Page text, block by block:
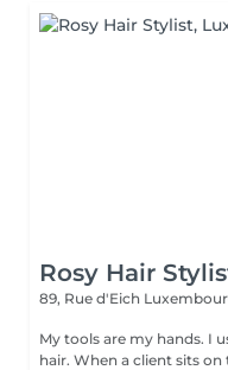
Rosy Hair
89, Rue d'Eich
My tools are my hands. I
hair. When a client sits